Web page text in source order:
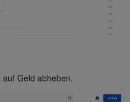
Geld abheben.